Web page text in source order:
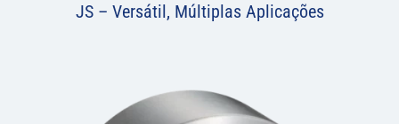
JS – Versátil, Múltiplas Aplicações